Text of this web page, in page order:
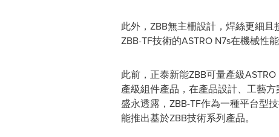
此外，ZBB無主柵設計，焊絲更細
ZBB-TF技術的ASTRO N7s在機械性
此前，正泰新能ZBB可量產級
產級組件產品，在產品設計、工藝
盛永透露，ZBB-TF作為一種平台型
能推出基於ZBB技術系列產品。